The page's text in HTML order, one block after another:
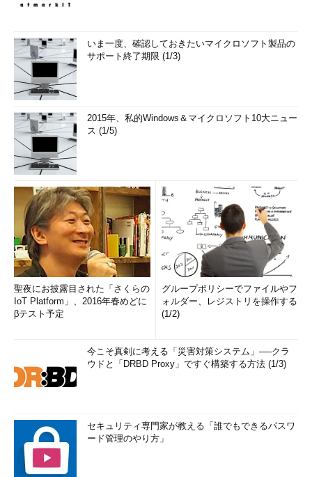
いま一度、確認しておきたいマイクロソフト製品の
サポート終了期限 (1/3)
2015年、私的Windows＆マイクロソフト10大ニュー
ス (1/5)
聖夜にお披露目された「さくらの
IoT Platform」、2016年春めどに
βテスト予定
グループポリシーでファイルやフ
ォルダー、レジストリを操作する
(1/2)
今こそ真剣に考える「災害対策システム」──クラ
ウドと「DRBD Proxy」ですぐ構築する方法 (1/3)
セキュリティ専門家が教える「誰でもできるパスワ
ード管理のやり方」